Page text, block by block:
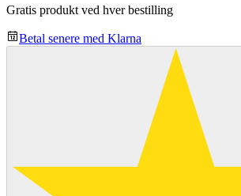
Gratis produkt ved hver bestilling
Betal senere med Klarna